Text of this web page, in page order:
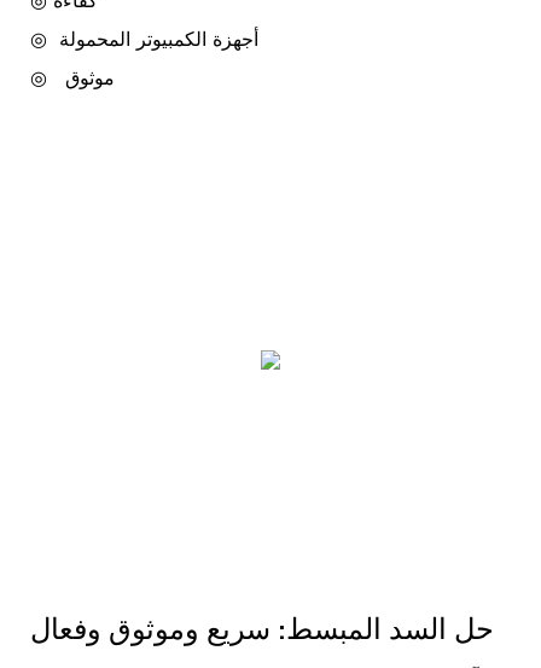
◎
أجهزة الكمبيوتر المحمولة
◎
موثوق
حل السد المبسط: سريع وموثوق وفعال